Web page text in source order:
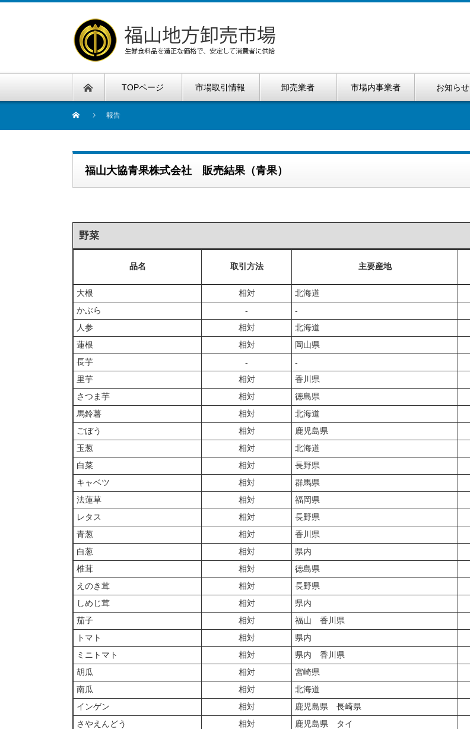
TOPページ 市場取引情報 卸売業者 市場内事業者 お知らせ
報告
福山大協青果株式会社 販売結果（青果）
野菜
品名 取引方法 主要産地
大根
相対 北海道
かぶら
‐ ‐
人参
相対 北海道
蓮根
相対 岡山県
長芋
‐ ‐
里芋
相対 香川県
さつま芋
相対 徳島県
馬鈴薯
相対 北海道
ごぼう
相対 鹿児島県
玉葱
相対 北海道
白菜
相対 長野県
キャベツ
相対 群馬県
法蓮草
相対 福岡県
レタス
相対 長野県
青葱
相対 香川県
白葱
相対 県内
椎茸
相対 徳島県
えのき茸
相対 長野県
しめじ茸
相対 県内
茄子
相対 福山 香川県
トマト
相対 県内
ミニトマト
相対 県内 香川県
胡瓜
相対 宮崎県
南瓜
相対 北海道
インゲン
相対 鹿児島県 長崎県
さやえんどう
相対 鹿児島県 タイ